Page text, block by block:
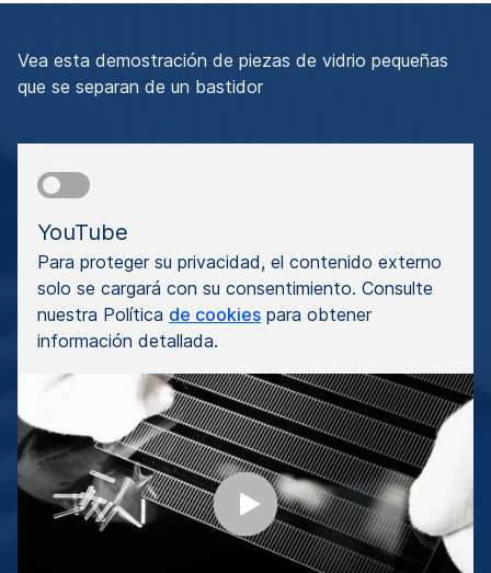
Vea esta demostración de piezas de vidrio pequeñas
que se separan de un bastidor
YouTube
Para proteger su privacidad, el contenido externo
solo se cargará con su consentimiento. Consulte
nuestra Política de cookies para obtener
información detallada.